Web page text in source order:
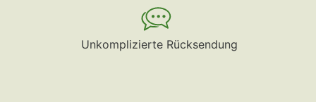
Unkomplizierte Rücksendung